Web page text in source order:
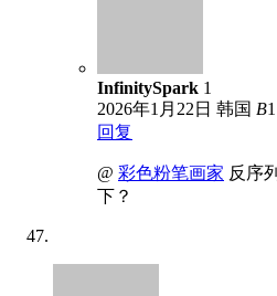
InfinitySpark 1
2026年1月22日 韩国 B1
回复
@ 彩色粉笔画家 反序
下？